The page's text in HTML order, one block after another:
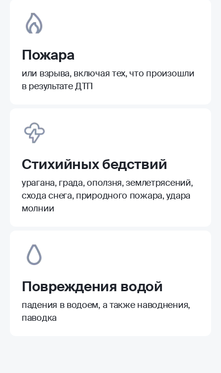
Пожара
или взрыва, включая тех, что произошли
в результате ДТП
Стихийных бедствий
урагана, града, оползня, землетрясений,
схода снега, природного пожара, удара
молнии
Повреждения водой
падения в водоем, а также наводнения,
паводка